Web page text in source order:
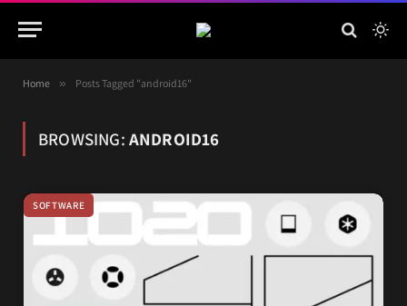
Home » Posts Tagged "android16"
BROWSING: ANDROID16
SOFTWARE